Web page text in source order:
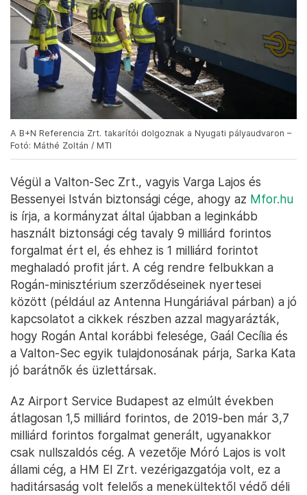
A B+N Referencia Zrt. takarítói dolgoznak a Nyugati pályaudvaron –
Fotó: Máthé Zoltán / MTI
Végül a Valton-Sec Zrt., vagyis Varga Lajos és
Bessenyei István biztonsági cége, ahogy az Mfor.hu
is írja, a kormányzat által újabban a leginkább
használt biztonsági cég tavaly 9 milliárd forintos
forgalmat ért el, és ehhez is 1 milliárd forintot
meghaladó profit járt. A cég rendre felbukkan a
Rogán-minisztérium szerződéseinek nyertesei
között (például az Antenna Hungáriával párban) a jó
kapcsolatot a cikkek részben azzal magyarázták,
hogy Rogán Antal korábbi felesége, Gaál Cecília és
a Valton-Sec egyik tulajdonosának párja, Sarka Kata
jó barátnők és üzlettársak.
Az Airport Service Budapest az elmúlt években
átlagosan 1,5 milliárd forintos, de 2019-ben már 3,7
milliárd forintos forgalmat generált, ugyanakkor
csak nullszaldós cég. A vezetője Móró Lajos is volt
állami cég, a HM EI Zrt. vezérigazgatója volt, ez a
haditársaság volt felelős a menekültektől védő déli